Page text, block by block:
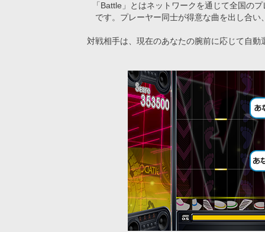
「Battle」とはネットワークを通じて全国の
です。プレーヤー同士が得意な曲を出し合
対戦相手は、現在のあなたの腕前に応じて自